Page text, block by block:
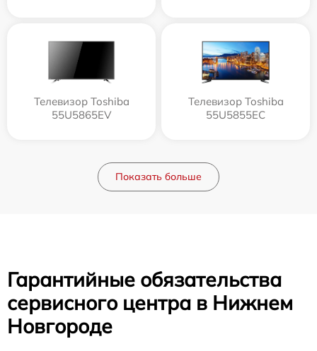
Телевизор Toshiba
55U5865EV
Телевизор Toshiba
55U5855EC
Показать больше
Гарантийные обязательства
сервисного центра в Нижнем
Новгороде